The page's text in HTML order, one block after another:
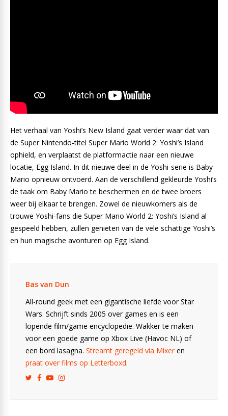
Het verhaal van Yoshi’s New Island gaat verder waar dat van
de Super Nintendo-titel Super Mario World 2: Yoshi’s Island
ophield, en verplaatst de platformactie naar een nieuwe
locatie, Egg Island. In dit nieuwe deel in de Yoshi-serie is Baby
Mario opnieuw ontvoerd. Aan de verschillend gekleurde Yoshi’s
de taak om Baby Mario te beschermen en de twee broers
weer bij elkaar te brengen. Zowel de nieuwkomers als de
trouwe Yoshi-fans die Super Mario World 2: Yoshi’s Island al
gespeeld hebben, zullen genieten van de vele schattige Yoshi’s
en hun magische avonturen op Egg Island.
Bas van Dun
All-round geek met een gigantische liefde voor Star
Wars. Schrijft sinds 2005 over games en is een
lopende film/game encyclopedie. Wakker te maken
voor een goede game op Xbox Live (Havoc NL) of
een bord lasagna. Streamt geregeld via Mixeren
praat over films op Letterboxd.